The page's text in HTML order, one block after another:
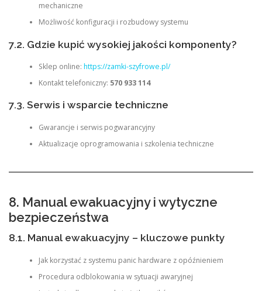
mechaniczne
Możliwość konfiguracji i rozbudowy systemu
7.2. Gdzie kupić wysokiej jakości komponenty?
Sklep online: https://zamki-szyfrowe.pl/
Kontakt telefoniczny: 570 933 114
7.3. Serwis i wsparcie techniczne
Gwarancje i serwis pogwarancyjny
Aktualizacje oprogramowania i szkolenia techniczne
8. Manual ewakuacyjny i wytyczne
bezpieczeństwa
8.1. Manual ewakuacyjny – kluczowe punkty
Jak korzystać z systemu panic hardware z opóźnieniem
Procedura odblokowania w sytuacji awaryjnej